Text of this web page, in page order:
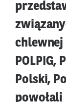
chlewnej
POLPIG,
Polski,
powołali